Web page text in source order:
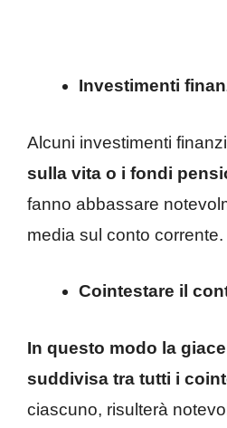
Investimenti
Alcuni investimenti
sulla vita o i fondi
fanno abbassare
media sul conto corrente.
Cointestare il
In questo modo la
suddivisa tra tutti i
ciascuno, risulterà